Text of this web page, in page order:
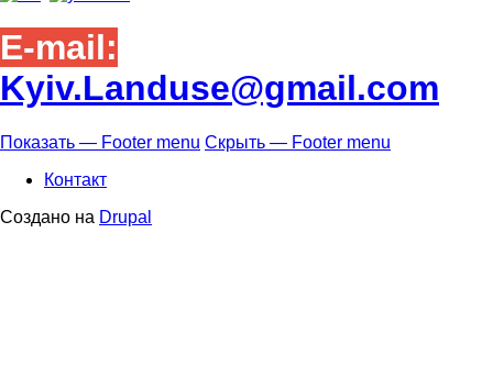
E-mail:
Kyiv.Landuse@gmail.com
Footer
Показать — Footer menu Скрыть — Footer menu
Контакт
Создано на Drupal